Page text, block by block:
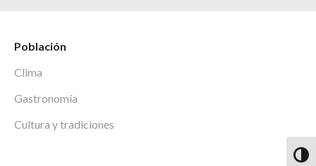
Población
Clima
Gastronomía
Cultura y tradiciones